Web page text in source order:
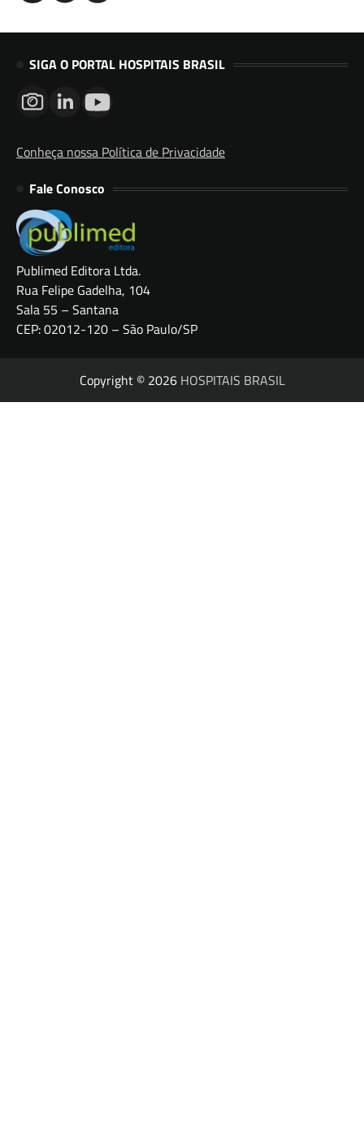
SIGA O PORTAL HOSPITAIS BRASIL
Conheça nossa Política de Privacidade
Fale Conosco
Publimed Editora Ltda.
Rua Felipe Gadelha, 104
Sala 55 – Santana
CEP: 02012-120 – São Paulo/SP
Copyright © 2026 HOSPITAIS BRASIL